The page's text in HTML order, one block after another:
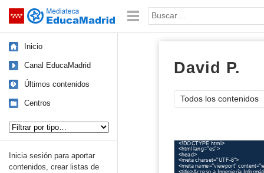
Saltar navegación Palabra o frase:
Inicio
Canal EducaMadrid
Últimos contenidos
Centros
Inicia sesión para aportar
contenidos, crear listas de
David P.
Todos los contenidos